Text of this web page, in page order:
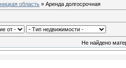
область » Аренда долгосрочная
Не найдено